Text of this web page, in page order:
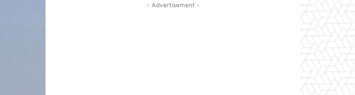
- Advertisement -